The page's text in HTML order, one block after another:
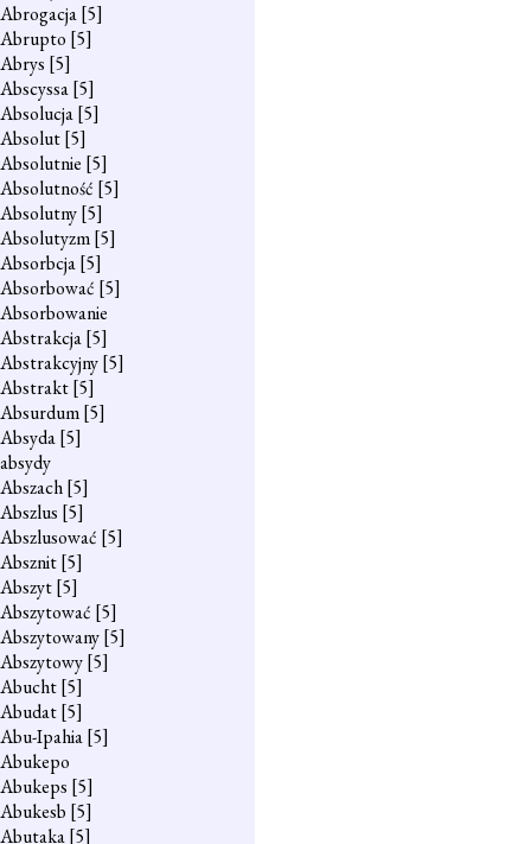
Abrogacja[5]
Abrupto [5]
Abrys [5]
Abscyssa[5]
Absolucja[5]
Absolut[5]
Absolutnie [5]
Absolutność [5]
Absolutny[5]
Absolutyzm[5]
Absorbcja[5]
Absorbować [5]
Absorbowanie
Abstrakcja[5]
Abstrakcyjny[5]
Abstrakt[5]
Absurdum[5]
Absyda[5]
absydy
Abszach[5]
Abszlus [5]
Abszlusować [5]
Absznit[5]
Abszyt[5]
Abszytować [5]
Abszytowany[5]
Abszytowy[5]
Abucht[5]
Abudat[5]
Abu-Ipahia[5]
Abukepo
Abukeps [5]
Abukesb [5]
Abutaka[5]